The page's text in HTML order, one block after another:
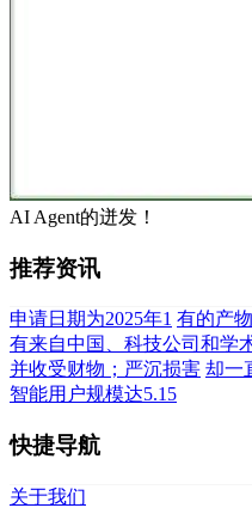
AI Agent的迸发！
推荐资讯
申请日期为2025年1 有的产
有来自中国、科技公司和学
并收受财物；严沉损害 却一
智能用户规模达5.15
快捷导航
关于我们